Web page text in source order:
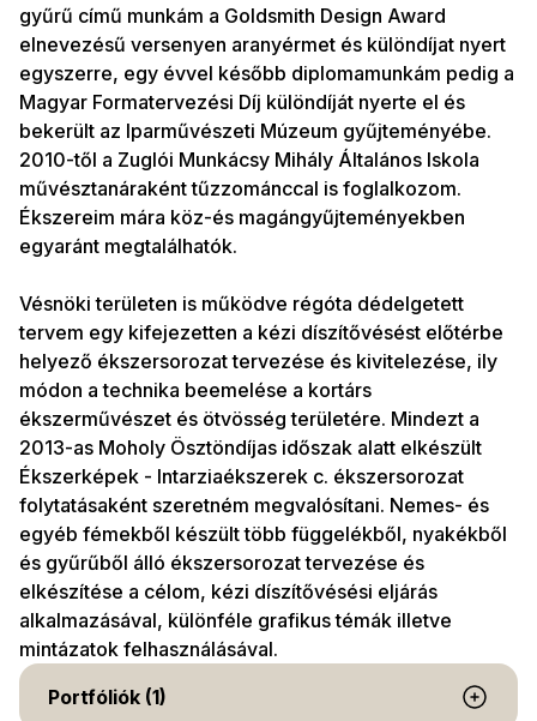
gyűrű című munkám a Goldsmith Design Award
elnevezésű versenyen aranyérmet és különdíjat nyert
egyszerre, egy évvel később diplomamunkám pedig a
Magyar Formatervezési Díj különdíját nyerte el és
bekerült az Iparművészeti Múzeum gyűjteményébe.
2010-től a Zuglói Munkácsy Mihály Általános Iskola
művésztanáraként tűzzománccal is foglalkozom.
Ékszereim mára köz-és magángyűjteményekben
egyaránt megtalálhatók.
Vésnöki területen is működve régóta dédelgetett
tervem egy kifejezetten a kézi díszítővésést előtérbe
helyező ékszersorozat tervezése és kivitelezése, ily
módon a technika beemelése a kortárs
ékszerművészet és ötvösség területére. Mindezt a
2013-as Moholy Ösztöndíjas időszak alatt elkészült
Ékszerképek - Intarziaékszerek c. ékszersorozat
folytatásaként szeretném megvalósítani. Nemes- és
egyéb fémekből készült több függelékből, nyakékből
és gyűrűből álló ékszersorozat tervezése és
elkészítése a célom, kézi díszítővésési eljárás
alkalmazásával, különféle grafikus témák illetve
mintázatok felhasználásával.
Portfóliók (1)